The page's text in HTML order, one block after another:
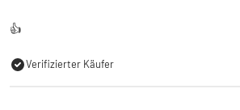
👍
Verifizierter Käufer